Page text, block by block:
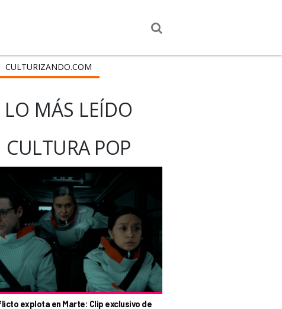
CULTURIZANDO.COM
LO MÁS LEÍDO
CULTURA POP
explota en Marte: Clip exclusivo de